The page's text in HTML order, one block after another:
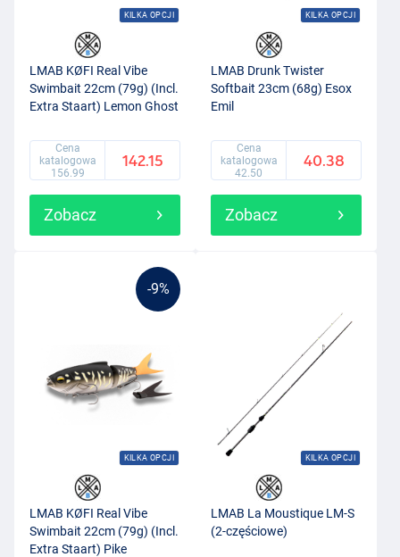
KILKA OPCJI
LMAB KØFI Real Vibe
Swimbait 22cm (79g) (Incl.
Extra Staart) Lemon Ghost
Cena
katalogowa
156.99
142.15
Zobacz
KILKA OPCJI
LMAB Drunk Twister
Softbait 23cm (68g) Esox
Emil
Cena
katalogowa
42.50
40.38
Zobacz
-9%
KILKA OPCJI
LMAB KØFI Real Vibe
Swimbait 22cm (79g) (Incl.
Extra Staart) Pike
KILKA OPCJI
LMAB La Moustique LM-S
(2-częściowe)